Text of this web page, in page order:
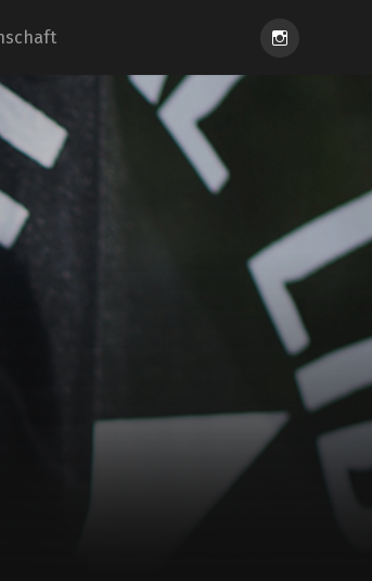
Instagram